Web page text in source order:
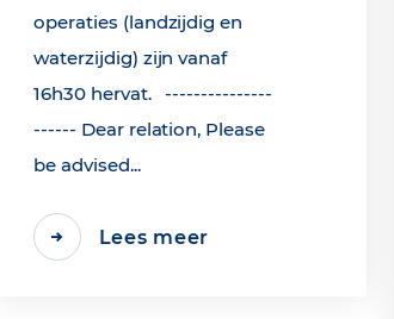
operaties (landzijdig en
waterzijdig) zijn vanaf
16h30 hervat. ---------------
------ Dear relation, Please
be advised...
Lees meer